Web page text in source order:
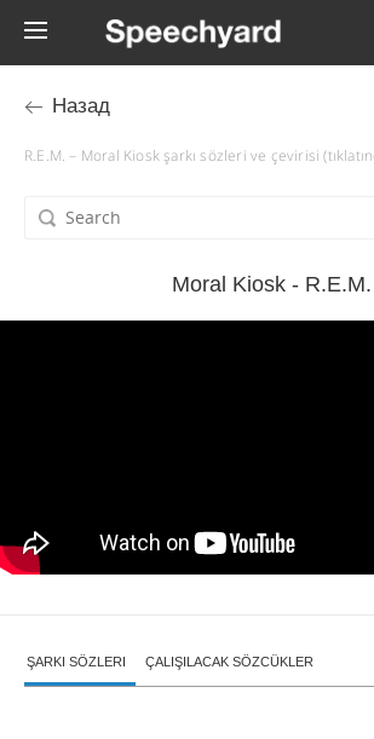
Назад
R.E.M. – Moral Kiosk şarkı sözleri ve çevirisi
Moral Kiosk - R.E.M.
ŞARKI SÖZLERI ÇALIŞILACAK SÖZCÜKLER